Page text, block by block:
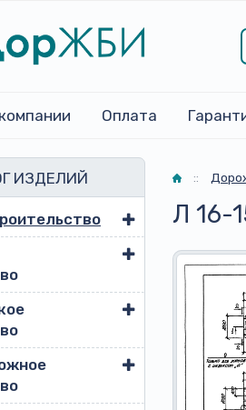
Оплата
ИЗДЕЛИЙ Главная
::
Л 16-